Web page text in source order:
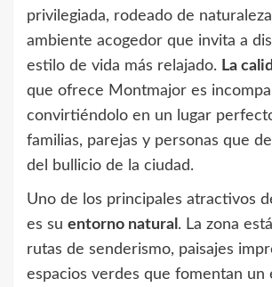
privilegiada, rodeado de
ambiente acogedor que invita a
estilo de vida más relajado. La
que ofrece Montmajor es
convirtiéndolo en un lugar
familias, parejas y personas que
del bullicio de la ciudad.
Uno de los principales atractivos
es su entorno natural . La zona
rutas de senderismo, paisajes
espacios verdes que fomentan un